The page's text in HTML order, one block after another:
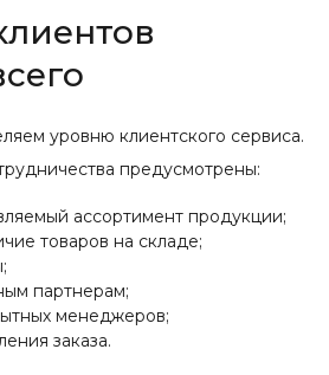
уровню клиентского сервиса.
предусмотрены:
ассортимент продукции;
товаров на складе;
партнерам;
менеджеров;
заказа.